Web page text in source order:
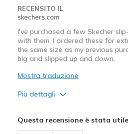
RECENSITO IL
skechers.com
I've purchased a few Skecher
with them. I ordered these for
the same size as my previous
big and slipped up and down.
Mostra traduzione
Più dettagli
Sizing
Feels half size
Questa recensione è stata